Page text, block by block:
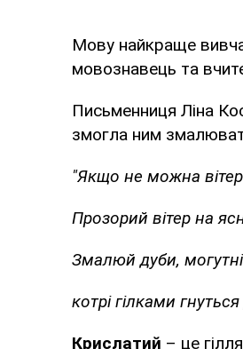
Мову найкраще
мовознавець та
Письменниця Ліна
змогла ним
"Якщо не можна
Прозорий вітер на
Змалюй дуби, могутні
котрі гілками
Крислатий – це